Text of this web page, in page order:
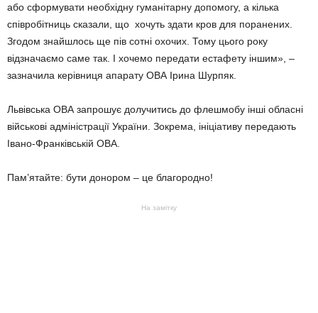
або сформувати необхідну гуманітарну допомогу, а кілька
співробітниць сказали, що хочуть здати кров для поранених.
Згодом знайшлось ще пів сотні охочих. Тому цього року
відзначаємо саме так. І хочемо передати естафету іншим», –
зазначила керівниця апарату ОВА Ірина Шурпяк.
Львівська ОВА запрошує долучитись до флешмобу інші обласні
військові адміністрації України. Зокрема, ініціативу передають
Івано-Франківській ОВА.
Пам’ятайте: бути донором – це благородно!
На замітку